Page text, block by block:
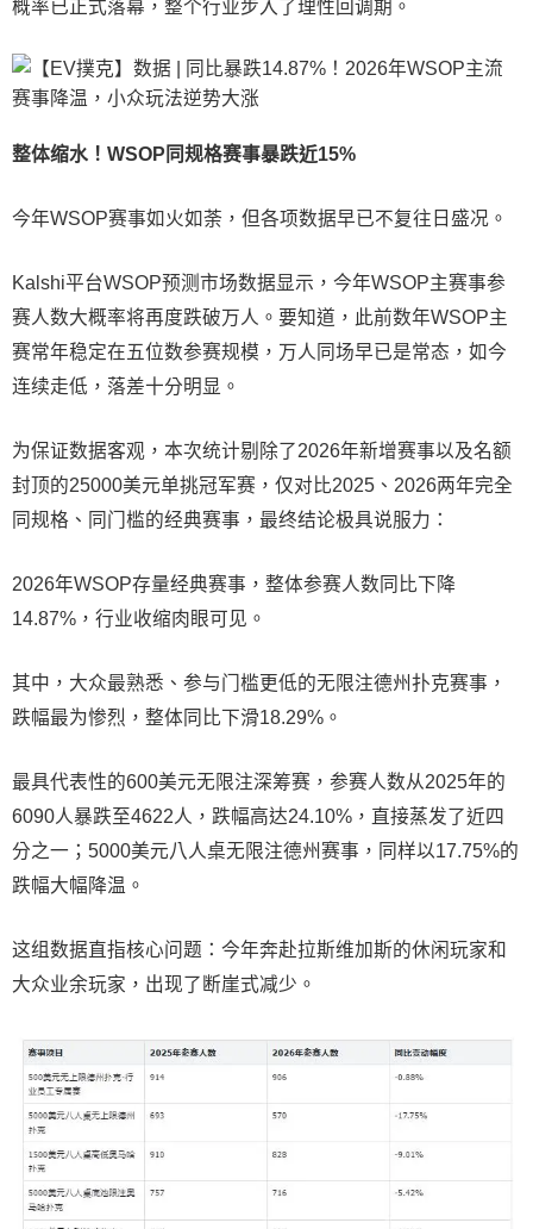
概率已正式落幕，整个行业步入了理性回调期。
整体缩水！WSOP同规格赛事暴跌近15%
今年WSOP赛事如火如荼，但各项数据早已不复往日盛况。
Kalshi平台WSOP预测市场数据显示，今年WSOP主赛事参
赛人数大概率将再度跌破万人。要知道，此前数年WSOP主
赛常年稳定在五位数参赛规模，万人同场早已是常态，如今
连续走低，落差十分明显。
为保证数据客观，本次统计剔除了2026年新增赛事以及名额
封顶的25000美元单挑冠军赛，仅对比2025、2026两年完全
同规格、同门槛的经典赛事，最终结论极具说服力：
2026年WSOP存量经典赛事，整体参赛人数同比下降
14.87%，行业收缩肉眼可见。
其中，大众最熟悉、参与门槛更低的无限注德州扑克赛事，
跌幅最为惨烈，整体同比下滑18.29%。
最具代表性的600美元无限注深筹赛，参赛人数从2025年的
6090人暴跌至4622人，跌幅高达24.10%，直接蒸发了近四
分之一；5000美元八人桌无限注德州赛事，同样以17.75%的
跌幅大幅降温。
这组数据直指核心问题：今年奔赴拉斯维加斯的休闲玩家和
大众业余玩家，出现了断崖式减少。